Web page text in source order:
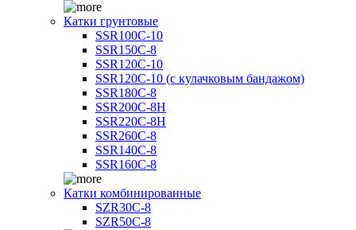
Катки грунтовые
SSR100C-10
SSR150C-8
SSR120C-10
SSR120C-10 (с кулачковым бандажом)
SSR180C-8
SSR200C-8H
SSR220C-8H
SSR260C-8
SSR140C-8
SSR160C-8
Катки комбинированные
SZR30C-8
SZR50C-8